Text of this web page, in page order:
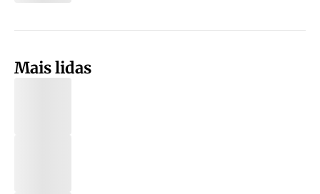
Mais lidas